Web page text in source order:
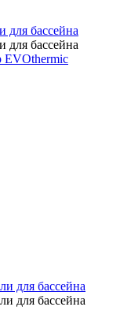
для бассейна
для бассейна
EVOthermic
для бассейна
для бассейна